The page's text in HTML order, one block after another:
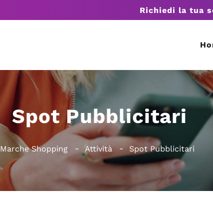
Richiedi la tua
Spot Pubblicitari
Marche Shopping Attività Spot Pubblicitari